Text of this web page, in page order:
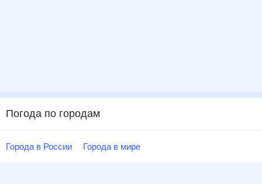
Погода по городам
Города в России Города в мире